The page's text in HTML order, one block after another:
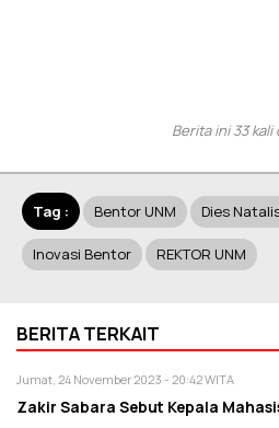
Berita ini 33 kali
Tag : Bentor UNM Dies
Inovasi Bentor REKTOR UNM
BERITA TERKAIT
Jumat, 24 November 2023 - 20:42 WITA
Zakir Sabara Sebut Kepala